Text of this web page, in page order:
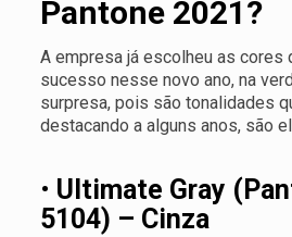
Pantone 2021?
A empresa já escolheu as cores
sucesso nesse novo ano, na
surpresa, pois são tonalidades
destacando a alguns anos, são
• Ultimate Gray
5104) – Cinza